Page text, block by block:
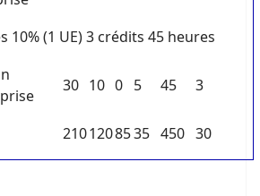
10% (1 UE) 3 crédits 45 heures
30 10 0 5 45 3
2101208535 450 30